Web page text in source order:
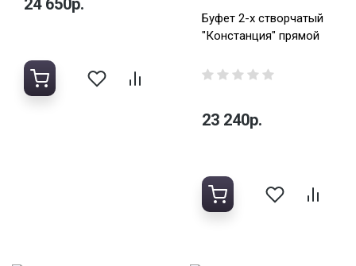
24 650р.
Буфет 2-х створчатый
"Констанция" прямой
23 240р.